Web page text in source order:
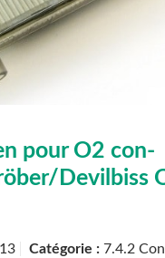
pour O2 con-
Devilbiss
Catégorie : 7.4.2